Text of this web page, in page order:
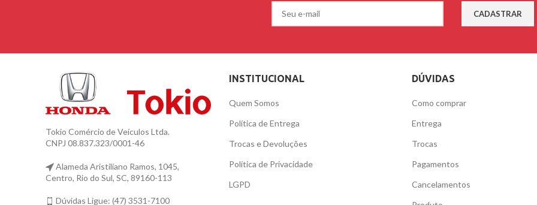
Tokio Comércio de Veículos Ltda.
CNPJ 08.837.323/0001-46
Alameda Aristiliano Ramos, 1045,
Centro, Rio do Sul, SC, 89160-113
Dúvidas Ligue: (47) 3531-7100
INSTITUCIONAL
Quem Somos
Política de Entrega
Trocas e Devoluções
Política de Privacidade
LGPD
DÚVIDAS
Como comprar
Entrega
Trocas
Pagamentos
Cancelamentos